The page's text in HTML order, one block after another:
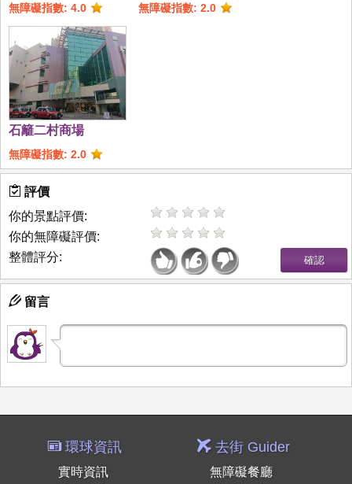
無障礙指數: 4.0 無障礙指數: 2.0
石籬二村商場
無障礙指數: 2.0
評價
你的景點評價:
你的無障礙評價:
整體評分:
留言
環球資訊
實時資訊
去街 Guider
無障礙餐廳